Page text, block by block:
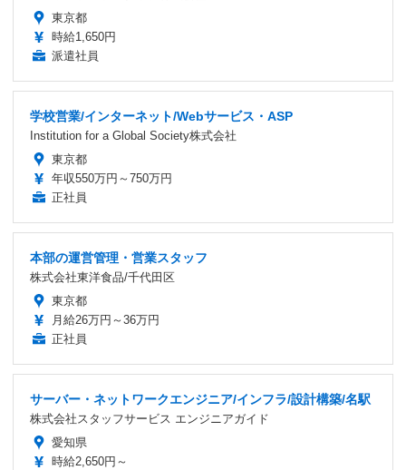
東京都
時給1,650円
派遣社員
学校営業/インターネット/Webサービス・ASP
Institution for a Global Society株式会社
東京都
年収550万円～750万円
正社員
本部の運営管理・営業スタッフ
株式会社東洋食品/千代田区
東京都
月給26万円～36万円
正社員
サーバー・ネットワークエンジニア/インフラ/設計構築/名駅
株式会社スタッフサービス エンジニアガイド
愛知県
時給2,650円～